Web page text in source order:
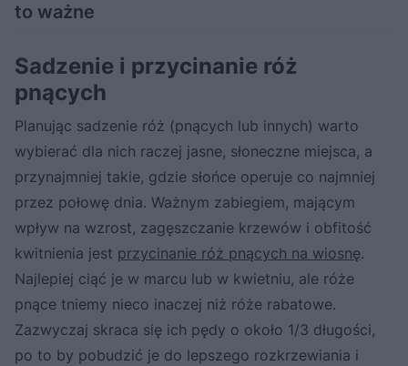
to ważne
Sadzenie i przycinanie róż
pnących
Planując sadzenie róż (pnących lub innych) warto
wybierać dla nich raczej jasne, słoneczne miejsca, a
przynajmniej takie, gdzie słońce operuje co najmniej
przez połowę dnia. Ważnym zabiegiem, mającym
wpływ na wzrost, zagęszczanie krzewów i obfitość
kwitnienia jest przycinanie róż pnących na wiosnę.
Najlepiej ciąć je w marcu lub w kwietniu, ale róże
pnące tniemy nieco inaczej niż róże rabatowe.
Zazwyczaj skraca się ich pędy o około 1/3 długości,
po to by pobudzić je do lepszego rozkrzewiania i